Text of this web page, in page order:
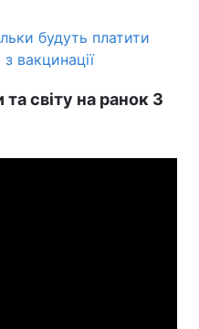
будуть платити
вакцинації
та світу на ранок 3